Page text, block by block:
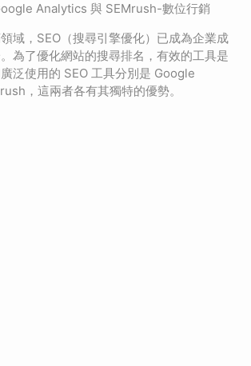
Analytics 與 SEMrush-數位行銷
域，SEO（搜尋引擎優化）已成為企業成
為了優化網站的搜尋排名，有效的工具是
泛使用的 SEO 工具分別是 Google
，這兩者各有其獨特的優勢。